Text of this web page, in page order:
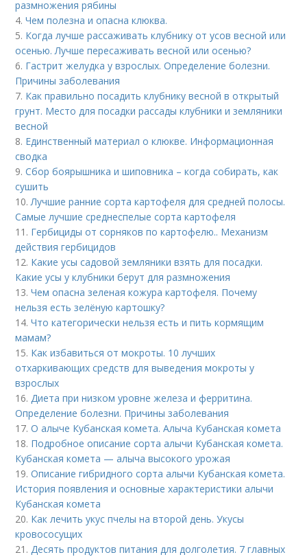
размножения рябины
4.Чем полезна и опасна клюква.
5. Когда лучше рассаживать клубнику от усов весной или
осенью. Лучше пересаживать весной или осенью?
6. Гастрит желудка у взрослых. Определение болезни.
Причины заболевания
7. Как правильно посадить клубнику весной в открытый
грунт. Место для посадки рассады клубники и земляники
весной
8. Единственный материал о клюкве. Информационная
сводка
9.Сбор боярышника и шиповника – когда собирать, как
сушить
10.Лучшие ранние сорта картофеля для средней полосы.
Самые лучшие среднеспелые сорта картофеля
11. Гербициды от сорняков по картофелю.. Механизм
действия гербицидов
12. Какие усы садовой земляники взять для посадки.
Какие усы у клубники берут для размножения
13.Чем опасна зеленая кожура картофеля. Почему
нельзя есть зелёную картошку?
14.Что категорически нельзя есть и пить кормящим
мамам?
15. Как избавиться от мокроты. 10 лучших
отхаркивающих средств для выведения мокроты у
взрослых
16.Диета при низком уровне железа и ферритина.
Определение болезни. Причины заболевания
17.О алыче Кубанская комета. Алыча Кубанская комета
18. Подробное описание сорта алычи Кубанская комета.
Кубанская комета — алыча высокого урожая
19.Описание гибридного сорта алычи Кубанская комета.
История появления и основные характеристики алычи
Кубанская комета
20. Как лечить укус пчелы на второй день. Укусы
кровососущих
21.Десять продуктов питания для долголетия. 7 главных